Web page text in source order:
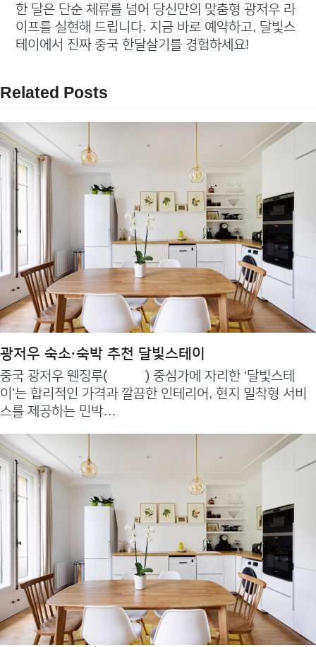
한 달은 단순 체류를 넘어 당신만의 맞춤형 광저우 라
이프를 실현해 드립니다. 지금 바로 예약하고, 달빛스
테이에서 진짜 중국 한달살기를 경험하세요!
Related Posts
광저우 숙소·숙박 추천 달빛스테이
중국 광저우 웬징루(文明路) 중심가에 자리한 ‘달빛스테
이’는 합리적인 가격과 깔끔한 인테리어, 현지 밀착형 서비
스를 제공하는 민박…